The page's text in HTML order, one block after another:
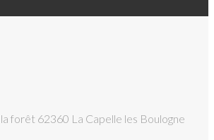
forêt 62360 La Capelle les Boulogne